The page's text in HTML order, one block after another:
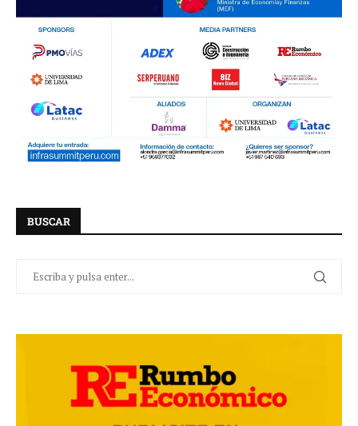
BUSCAR